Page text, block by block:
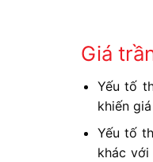
Giá
Yếu tố
khiến
Yếu tố
khác